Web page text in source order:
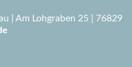
| Am Lohgraben 25 | 76829